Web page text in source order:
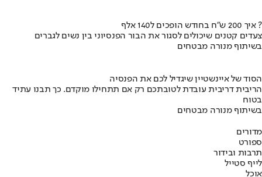
איך 200 ש"ח בחודש הופכים ל140 אלף ?
צעדים קטנים שיכולים לסגור את הבור הפנסיוני בין נשים לגברים
בשיתוף מנורה מבטחים
הסוד של איינשטיין שיגדיל לכם את הפנסיה
הריבית דריבית עובדת לטובתכם רק אם תתחילו מוקדם. כך תבנו עתיד
בטוח
בשיתוף מנורה מבטחים
מדורים
ספורט
תרבות ובידור
לייף סטייל
אוכל